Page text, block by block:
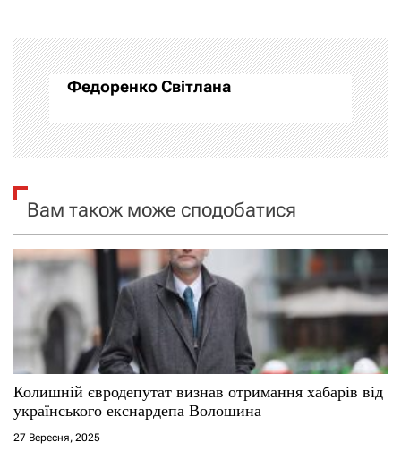
а
ц
і
а
и
с
і
в
Федоренко Світлана
Вам також може сподобатися
Колишній євродепутат визнав отримання хабарів від
українського екснардепа Волошина
27 Вересня, 2025